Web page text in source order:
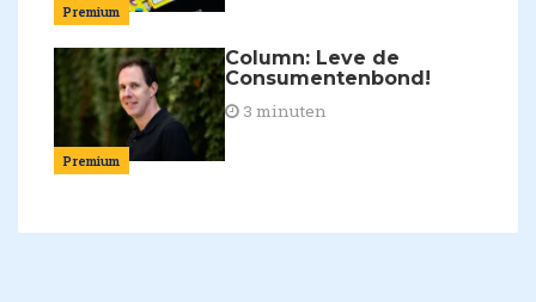
Premium
Premium
Column: Leve de
Consumentenbond!
3 minuten